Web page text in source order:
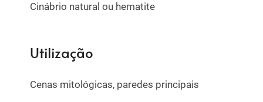
Cinábrio natural ou hematite
Utilização
Cenas mitológicas, paredes principais